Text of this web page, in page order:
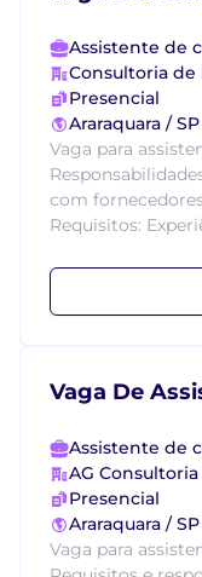
Assistente de
Consultoria de
Presencial
Araraquara / SP
Vaga para
com
Requisitos:
Vaga De
Assistente de
AG Consultoria
Presencial
Araraquara / SP
Vaga para